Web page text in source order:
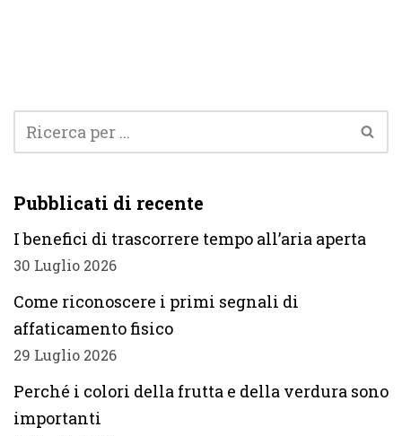
Pubblicati di recente
I benefici di trascorrere tempo all’aria aperta
30 Luglio 2026
Come riconoscere i primi segnali di
affaticamento fisico
29 Luglio 2026
Perché i colori della frutta e della verdura sono
importanti